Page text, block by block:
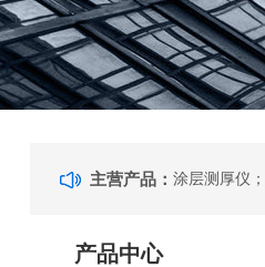
主营产品：
产品中心